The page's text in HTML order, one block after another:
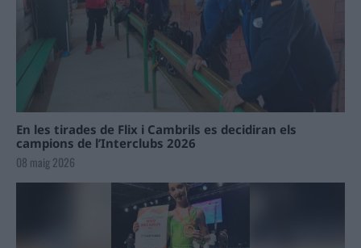
En les tirades de Flix i Cambrils es decidiran els
campions de l’Interclubs 2026
08 maig 2026